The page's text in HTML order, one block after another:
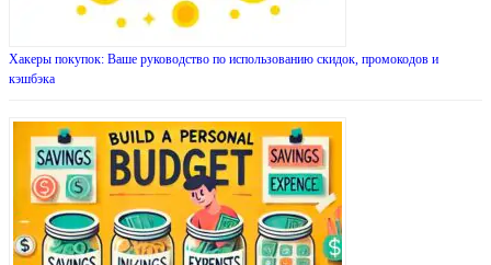
Хакеры покупок: Ваше руководство по использованию скидок, промокодов и
кэшбэка